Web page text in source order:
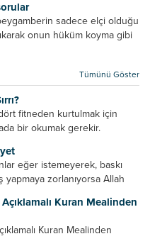
bazen açık bazen gizli
Örneğin hocalarda
sıralar ve...
sadece elçi olduğu
onun hüküm koyma gibi
adına teşri yapamaz. Sadece
Tümünü Göster
fitneden kurtulmak için
bir okumak gerekir.
öğreten hoca algısını yenmek
eğer istemeyerek, baskı
yapmaya zorlanıyorsa Allah
hayatının menfaatini elde
zorlamayın. Her...
Kuran Mealinden
Kuran Mealinden